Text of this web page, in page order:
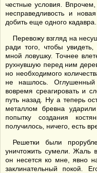
честные условия.
несправедливость и
добить еще одного кадавра.
Перевожу взгляд на
ради того, чтобы
мной ловушку. Точнее
рухнувшую перед ним
но необходимого
не нашлось.
вовремя среагировать и
путь назад. Ну а теперь
металлом бревна
попытку создания
получилось, ничего, есть
Решетки были
уничтожить сумели. Жаль
он несется ко мне, явно
заклинательный покой.